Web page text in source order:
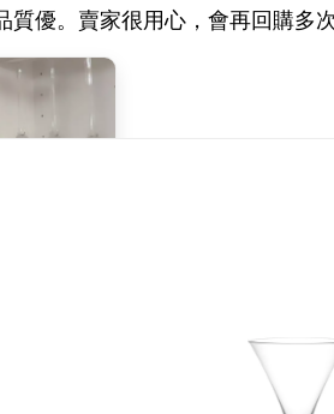
優。賣家很用心，會再回購多
品，謝謝賣家，價格超優惠，CP